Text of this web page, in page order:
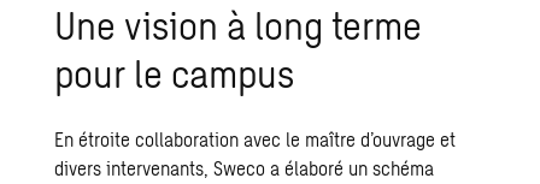
Une vision à long terme
pour le cam­pus
En étroite collaboration avec le maître d’ouvrage et
divers intervenants, Sweco a élaboré un schéma